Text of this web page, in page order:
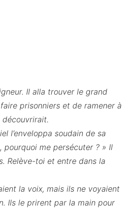
Il alla trouver le grand
prisonniers et de ramener à
découvrirait.
l’enveloppa soudain de sa
me persécuter ? » Il
Relève-toi et entre dans la
la voix, mais ils ne voyaient
Ils le prirent par la main pour